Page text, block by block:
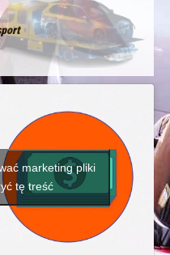
marketing pliki
tę treść